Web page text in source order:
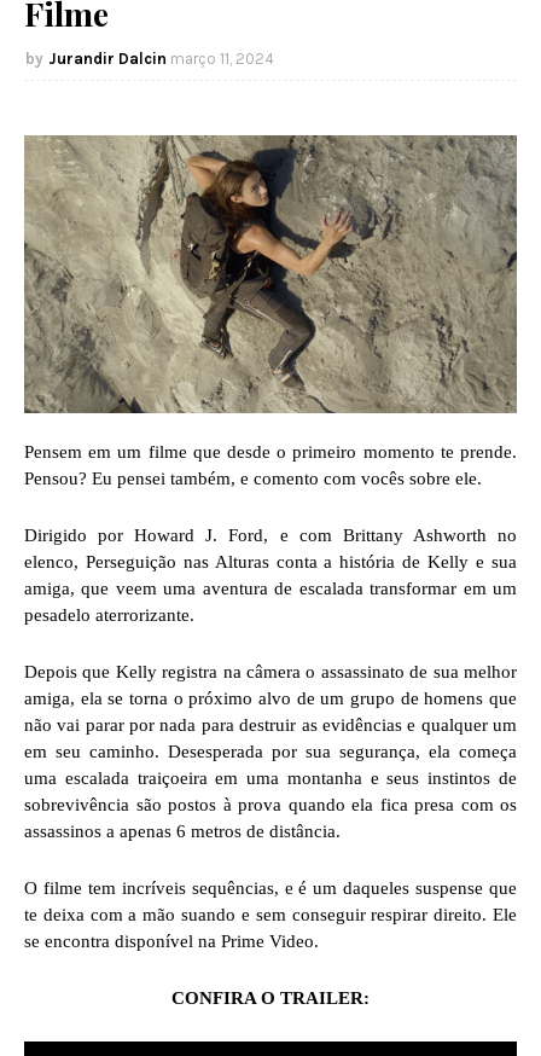
Filme
Jurandir Dalcin março 11, 2024
Pensem em um filme que desde o primeiro momento te prende.
Pensou? Eu pensei também, e comento com vocês sobre ele.
Dirigido por Howard J. Ford, e com Brittany Ashworth no
elenco, Perseguição nas Alturas conta a história de Kelly e sua
amiga, que veem uma aventura de escalada transformar em um
pesadelo aterrorizante.
Depois que Kelly registra na câmera o assassinato de sua melhor
amiga, ela se torna o próximo alvo de um grupo de homens que
não vai parar por nada para destruir as evidências e qualquer um
em seu caminho. Desesperada por sua segurança, ela começa
uma escalada traiçoeira em uma montanha e seus instintos de
sobrevivência são postos à prova quando ela fica presa com os
assassinos a apenas 6 metros de distância.
O filme tem incríveis sequências, e é um daqueles suspense que
te deixa com a mão suando e sem conseguir respirar direito. Ele
se encontra disponível na Prime Video.
CONFIRA O TRAILER: